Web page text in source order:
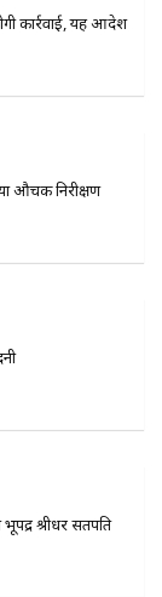
कार्रवाई, यह आदेश
औचक निरीक्षण
श्रीधर सतपति